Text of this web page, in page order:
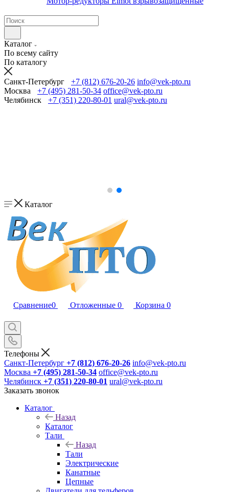
Каталог
По всему сайту
По каталогу
Санкт-Петербург +7 (812) 676-20-26 info@vek-pto.ru
Москва
+7 (495) 281-50-34 office@vek-pto.ru
Челябинск
+7 (351) 220-80-01 ural@vek-pto.ru
Каталог
Сравнение0 Отложенные 0 Корзина 0
Телефоны
Санкт-Петербург +7 (812) 676-20-26 info@vek-pto.ru
Москва +7 (495) 281-50-34 office@vek-pto.ru
Челябинск +7 (351) 220-80-01 ural@vek-pto.ru
Заказать звонок
Каталог
Назад
Каталог
Тали
Назад
Тали
Электрические
Канатные
Цепные